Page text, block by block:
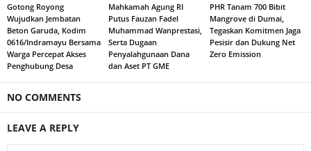
Gotong Royong
Wujudkan Jembatan
Beton Garuda, Kodim
0616/Indramayu Bersama
Warga Percepat Akses
Penghubung Desa
Mahkamah Agung RI
Putus Fauzan Fadel
Muhammad Wanprestasi,
Serta Dugaan
Penyalahgunaan Dana
dan Aset PT GME
PHR Tanam 700 Bibit
Mangrove di Dumai,
Tegaskan Komitmen Jaga
Pesisir dan Dukung Net
Zero Emission
NO COMMENTS
LEAVE A REPLY